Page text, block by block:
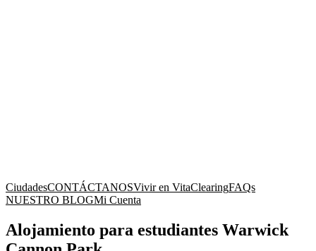
CiudadesCONTÁCTANOSVivir en VitaClearingFAQs
NUESTRO BLOGMi Cuenta
Alojamiento para estudiantes Warwick